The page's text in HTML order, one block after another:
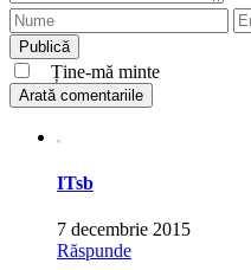
Ține-mă minte
Arată comentariile
ITsb
7 decembrie 2015
Răspunde